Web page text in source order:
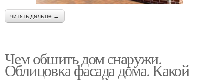
читать дальше →
Чем обшить дом снаружи.
Облицовка фасада дома. Какой